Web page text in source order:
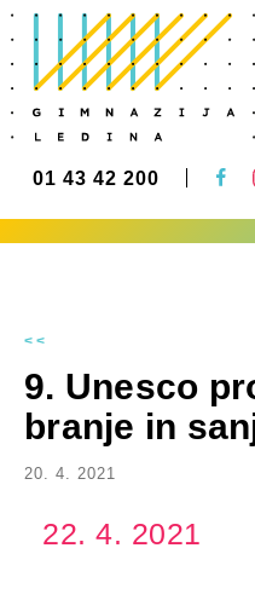
01 43 42 200
<<
9. Unesco
branje in
20. 4. 2021
22. 4. 2021